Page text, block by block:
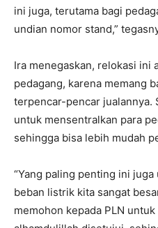
ini juga, terutama bagi
undian nomor stand,”
Ira menegaskan, relokasi ini
pedagang, karena memang
terpencar-pencar jualannya.
untuk mensentralkan para
sehingga bisa lebih mudah
“Yang paling penting ini
beban listrik kita sangat
memohon kepada PLN